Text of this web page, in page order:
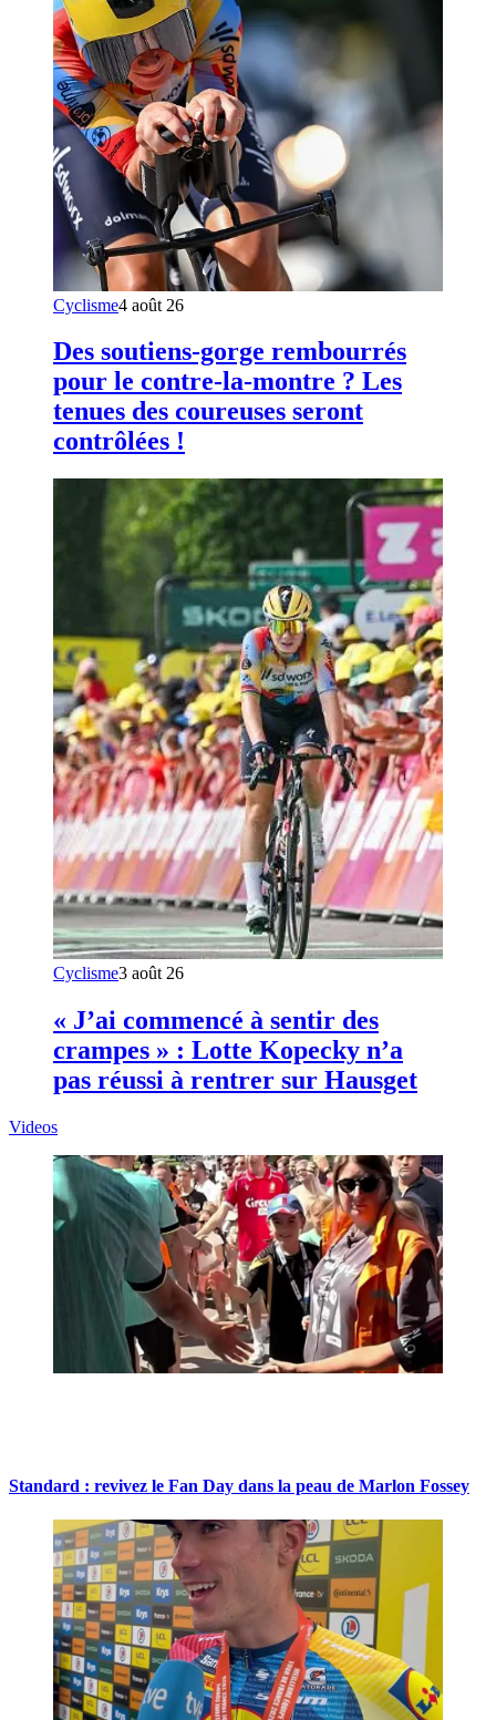
Cyclisme4 août 26
Des soutiens-gorge rembourrés
pour le contre-la-montre ? Les
tenues des coureuses seront
contrôlées !
Cyclisme3 août 26
« J’ai commencé à sentir des
crampes » : Lotte Kopecky n’a
pas réussi à rentrer sur Hausget
Videos
Standard : revivez le Fan Day dans la peau de Marlon Fossey